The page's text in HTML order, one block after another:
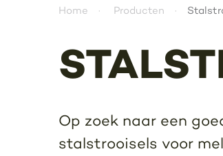
Home Producten
Op zoek naar een
stalstrooisels voor